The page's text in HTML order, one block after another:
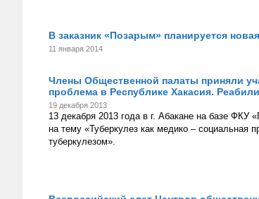
В заказник «Позарым» планируется
11 января 2014
Члены Общественной палаты приняли
проблема в Республике Хакасия.
19 декабря 2013
13 декабря 2013 года в г. Абакане на базе ФКУ
на тему «Туберкулез как медико – социальная
туберкулезом».